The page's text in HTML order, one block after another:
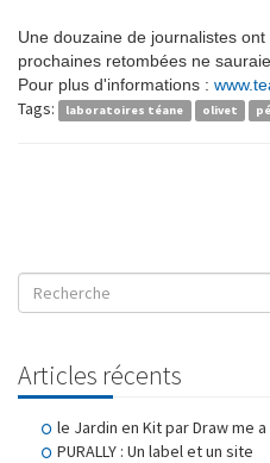
Une douzaine de journalistes
prochaines retombées ne
Pour plus d'informations :
Tags: laboratoires téane olivet
Articles récents
le Jardin en Kit par Draw me
PURALLY : Un label et un site